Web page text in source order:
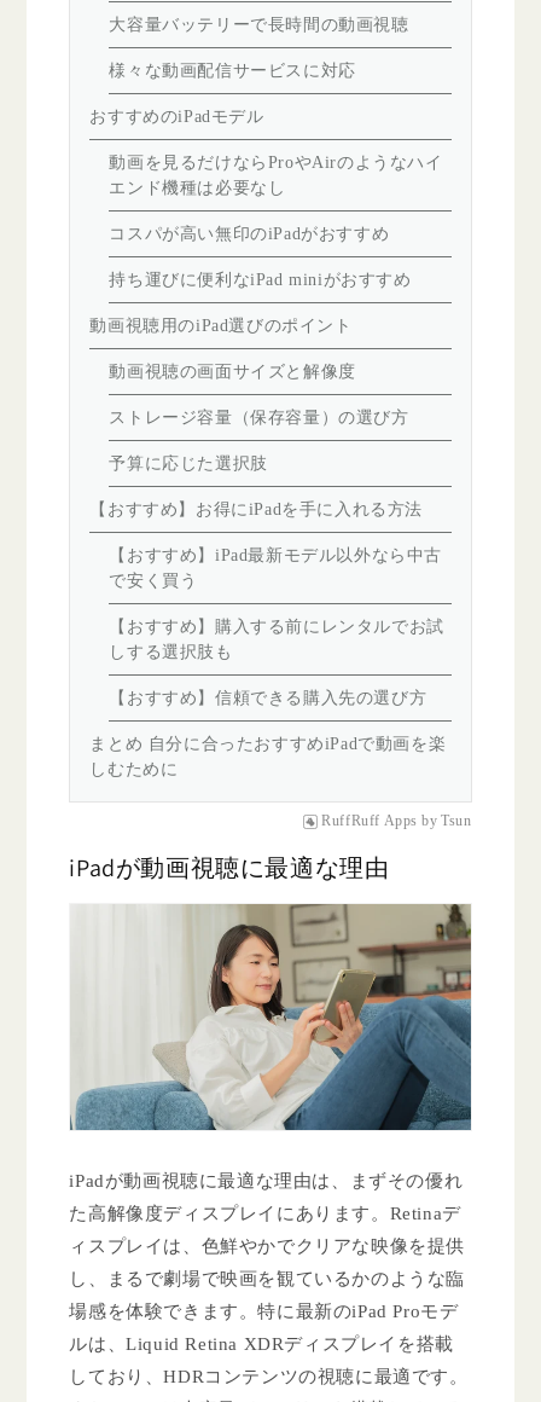
大容量バッテリーで長時間の動画視聴
様々な動画配信サービスに対応
おすすめのiPadモデル
動画を見るだけならProやAirのようなハイ
エンド機種は必要なし
コスパが高い無印のiPadがおすすめ
持ち運びに便利なiPad miniがおすすめ
動画視聴用のiPad選びのポイント
動画視聴の画面サイズと解像度
ストレージ容量（保存容量）の選び方
予算に応じた選択肢
【おすすめ】お得にiPadを手に入れる方法
【おすすめ】iPad最新モデル以外なら中古
で安く買う
【おすすめ】購入する前にレンタルでお試
しする選択肢も
【おすすめ】信頼できる購入先の選び方
まとめ 自分に合ったおすすめiPadで動画を楽
しむために
RuffRuff Apps by Tsun
iPadが動画視聴に最適な理由
iPadが動画視聴に最適な理由は、まずその優れ
た高解像度ディスプレイにあります。Retinaデ
ィスプレイは、色鮮やかでクリアな映像を提供
し、まるで劇場で映画を観ているかのような臨
場感を体験できます。特に最新のiPad Proモデ
ルは、Liquid Retina XDRディスプレイを搭載
しており、HDRコンテンツの視聴に最適です。